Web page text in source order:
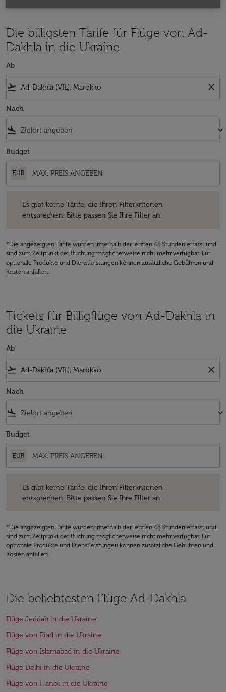
Die billigsten Tarife für Flüge von Ad-
Dakhla in die Ukraine
Ab
flight_takeoff close
Nach
flight_land keyboard_arrow_down
Budget
EUR
Es gibt keine Tarife, die Ihren Filterkriterien
entsprechen. Bitte passen Sie Ihre Filter an.
*Die angezeigten Tarife wurden innerhalb der letzten 48 Stunden erfasst und
sind zum Zeitpunkt der Buchung möglicherweise nicht mehr verfügbar. Für
optionale Produkte und Dienstleistungen können zusätzliche Gebühren und
Kosten anfallen.
Tickets für Billigflüge von Ad-Dakhla in
die Ukraine
Ab
flight_takeoff close
Nach
flight_land keyboard_arrow_down
Budget
EUR
Es gibt keine Tarife, die Ihren Filterkriterien
entsprechen. Bitte passen Sie Ihre Filter an.
*Die angezeigten Tarife wurden innerhalb der letzten 48 Stunden erfasst und
sind zum Zeitpunkt der Buchung möglicherweise nicht mehr verfügbar. Für
optionale Produkte und Dienstleistungen können zusätzliche Gebühren und
Kosten anfallen.
Die beliebtesten Flüge Ad-Dakhla
Flüge Jeddah in die Ukraine
Flüge von Riad in die Ukraine
Flüge von Islamabad in die Ukraine
Flüge Delhi in die Ukraine
Flüge von Hanoi in die Ukraine